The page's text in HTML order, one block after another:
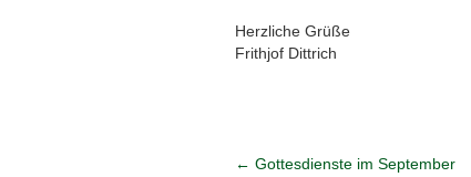
Herzliche Grüße
Frithjof Dittrich
← Gottesdienste im September